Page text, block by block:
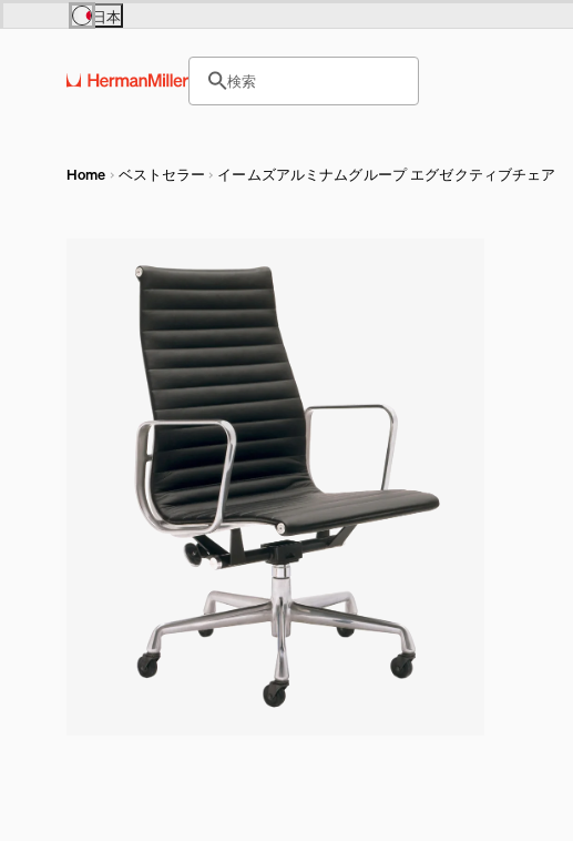
Skip to main content
Europe
United Kingdom (£)
France (€)
Deutschland (€)
Luxembourg (€)
Asia Pacific
India (₹)
日本
サイト内検索のためのテキストを入力
検索
ヘッダー検索ボックスをオープン
Home ベストセラー イームズアルミナムグループ エグゼクティブチェア